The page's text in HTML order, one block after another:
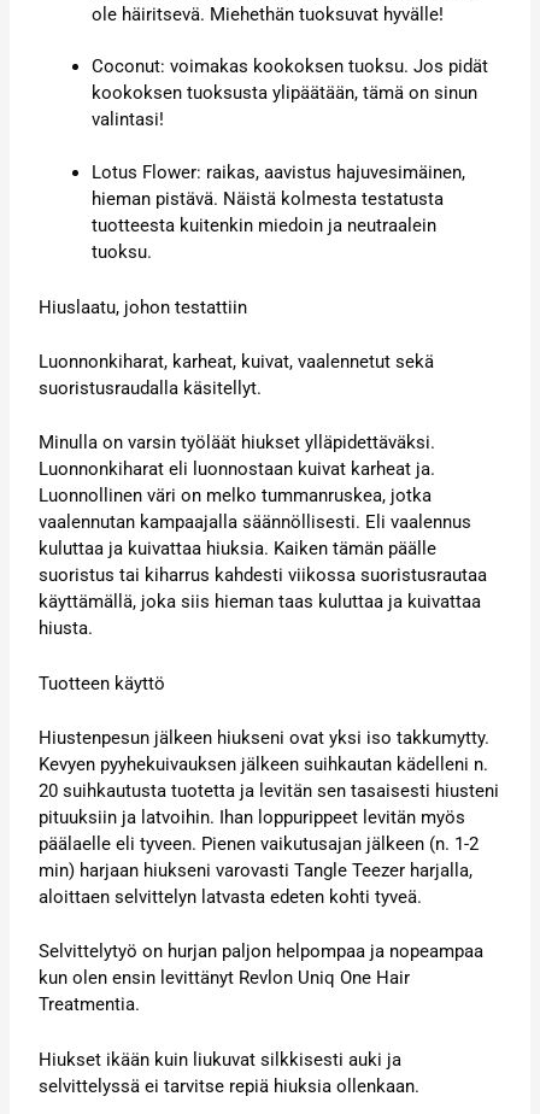
ole häiritsevä. Miehethän tuoksuvat hyvälle!
Coconut: voimakas kookoksen tuoksu. Jos pidät
kookoksen tuoksusta ylipäätään, tämä on sinun
valintasi!
Lotus Flower: raikas, aavistus hajuvesimäinen,
hieman pistävä. Näistä kolmesta testatusta
tuotteesta kuitenkin miedoin ja neutraalein
tuoksu.
Hiuslaatu, johon testattiin
Luonnonkiharat, karheat, kuivat, vaalennetut sekä
suoristusraudalla käsitellyt.
Minulla on varsin työläät hiukset ylläpidettäväksi.
Luonnonkiharat eli luonnostaan kuivat karheat ja.
Luonnollinen väri on melko tummanruskea, jotka
vaalennutan kampaajalla säännöllisesti. Eli vaalennus
kuluttaa ja kuivattaa hiuksia. Kaiken tämän päälle
suoristus tai kiharrus kahdesti viikossa suoristusrautaa
käyttämällä, joka siis hieman taas kuluttaa ja kuivattaa
hiusta.
Tuotteen käyttö
Hiustenpesun jälkeen hiukseni ovat yksi iso takkumytty.
Kevyen pyyhekuivauksen jälkeen suihkautan kädelleni n.
20 suihkautusta tuotetta ja levitän sen tasaisesti hiusteni
pituuksiin ja latvoihin. Ihan loppurippeet levitän myös
päälaelle eli tyveen. Pienen vaikutusajan jälkeen (n. 1-2
min) harjaan hiukseni varovasti Tangle Teezer harjalla,
aloittaen selvittelyn latvasta edeten kohti tyveä.
Selvittelytyö on hurjan paljon helpompaa ja nopeampaa
kun olen ensin levittänyt Revlon Uniq One Hair
Treatmentia.
Hiukset ikään kuin liukuvat silkkisesti auki ja
selvittelyssä ei tarvitse repiä hiuksia ollenkaan.